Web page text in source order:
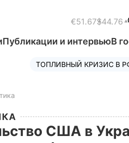
€51.67$44.76
Публикации и интервьюВ
ТОПЛИВНЫЙ КРИЗИС В
США в